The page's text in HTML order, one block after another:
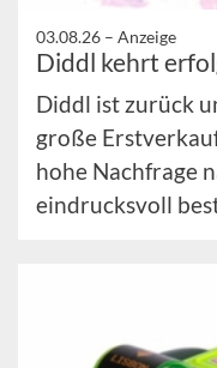
03.08.26 – Anzeige
Diddl kehrt
Diddl ist zurück
große
hohe Nachfrage
eindrucksvoll